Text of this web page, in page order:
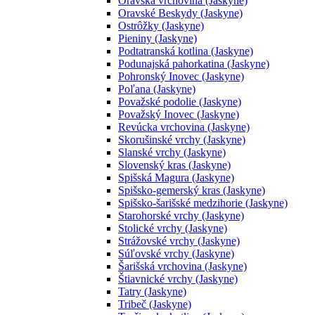
Oravské Beskydy (Jaskyne)
Ostrôžky (Jaskyne)
Pieniny (Jaskyne)
Podtatranská kotlina (Jaskyne)
Podunajská pahorkatina (Jaskyne)
Pohronský Inovec (Jaskyne)
Poľana (Jaskyne)
Považské podolie (Jaskyne)
Považský Inovec (Jaskyne)
Revúcka vrchovina (Jaskyne)
Skorušinské vrchy (Jaskyne)
Slanské vrchy (Jaskyne)
Slovenský kras (Jaskyne)
Spišská Magura (Jaskyne)
Spišsko-gemerský kras (Jaskyne)
Spišsko-šarišské medzihorie (Jaskyne)
Starohorské vrchy (Jaskyne)
Stolické vrchy (Jaskyne)
Strážovské vrchy (Jaskyne)
Súľovské vrchy (Jaskyne)
Šarišská vrchovina (Jaskyne)
Štiavnické vrchy (Jaskyne)
Tatry (Jaskyne)
Tribeč (Jaskyne)